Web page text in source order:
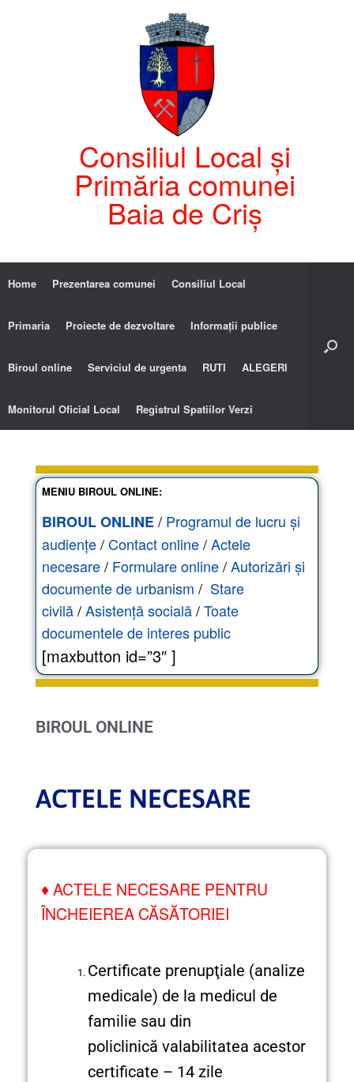
Consiliul Local și
Primăria comunei
Baia de Criș
Home Prezentarea comunei Consiliul Local
Primaria Proiecte de dezvoltare Informații publice
Biroul online Serviciul de urgenta RUTI ALEGERI
Monitorul Oficial Local Registrul Spatiilor Verzi
MENIU BIROUL ONLINE:
BIROUL ONLINE/ Programul de lucru și
audiențe/Contact online/Actele
necesare/ Formulare online/Autorizări și
documente de urbanism / Stare
civilă/Asistență socială/Toate
documentele de interes public
[maxbutton id=”3″ ]
BIROUL ONLINE
ACTELE NECESARE
♦ACTELE NECESARE PENTRU
ÎNCHEIEREA CĂSĂTORIEI
Certificate prenupţiale (analize
medicale) de la medicul de
familie sau din
policlinică valabilitatea acestor
certificate – 14 zile